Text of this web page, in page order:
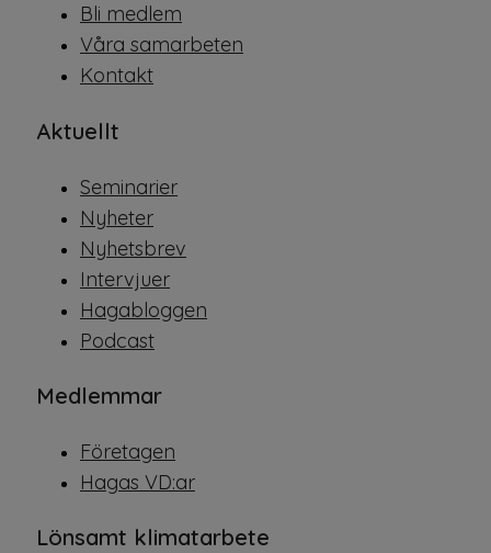
Bli medlem
Våra samarbeten
Kontakt
Aktuellt
Seminarier
Nyheter
Nyhetsbrev
Intervjuer
Hagabloggen
Podcast
Medlemmar
Företagen
Hagas VD:ar
Lönsamt klimatarbete